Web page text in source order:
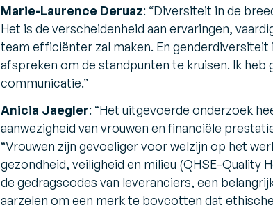
Marie-Laurence Deruaz: “Diversiteit in de
Het is de verscheidenheid aan ervaringen,
team efficiënter zal maken. En genderdiversiteit
afspreken om de standpunten te kruisen. Ik
communicatie.”
Anicia Jaegler: “Het uitgevoerde onderzoek
aanwezigheid van vrouwen en financiële
“Vrouwen zijn gevoeliger voor welzijn op het
gezondheid, veiligheid en milieu (QHSE-Quality
de gedragscodes van leveranciers, een
aarzelen om een merk te boycotten dat